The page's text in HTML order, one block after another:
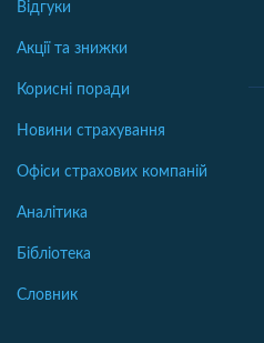
Відгуки
Акції та знижки
Корисні поради
Новини страхування
Офіси страхових компаній
Аналітика
Бібліотека
Словник